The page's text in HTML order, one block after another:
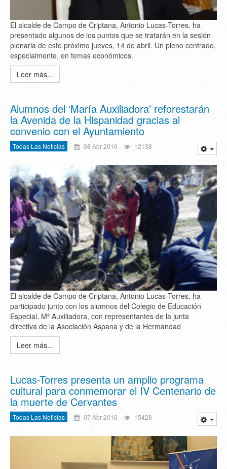
El alcalde de Campo de Criptana, Antonio Lucas-Torres, ha
presentado algunos de los puntos que se tratarán en la sesión
plenaria de este próximo jueves, 14 de abril. Un pleno centrado,
especialmente, en temas económicos.
Leer más...
Alumnos del ‘María Auxiliadora’ reforestarán
la Avenida de la Hispanidad gracias al
convenio con el Ayuntamiento
Todas Las Noticias 08 Abr 2016 12138
El alcalde de Campo de Criptana, Antonio Lucas-Torres, ha
participado junto con los alumnos del Colegio de Educación
Especial, Mª Auxiliadora, con representantes de la junta
directiva de la Asociación Aspana y de la Hermandad
Leer más...
Lucas-Torres presenta un amplio programa
cultural para conmemorar el IV Centenario de
la muerte de Cervantes
Todas Las Noticias 07 Abr 2016 15428